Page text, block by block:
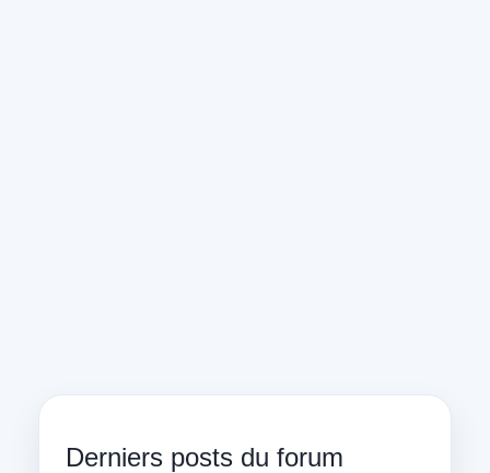
Derniers posts du forum